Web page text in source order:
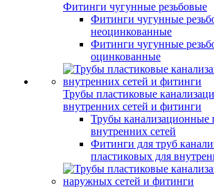
Фитинги чугунные резьбовые
Фитинги чугунные
неоцинкованные
Фитинги чугунные
оцинкованные
Трубы пластиковые
внутренних сетей и фитинги
Трубы канализационные
внутренних сетей
Фитинги для труб
пластиковых для